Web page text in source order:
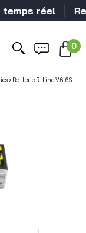
réel
0
> Batterie R-Line V6 6S